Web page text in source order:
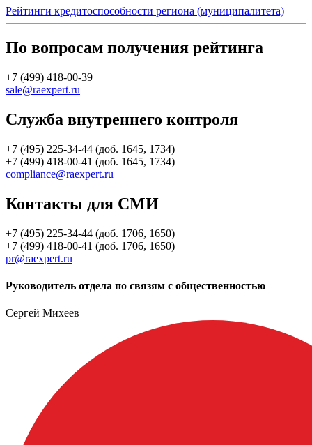
Рейтинги кредитоспособности региона (муниципалитета)
По вопросам получения рейтинга
+7 (499) 418-00-39
sale@raexpert.ru
Служба внутреннего контроля
+7 (495) 225-34-44 (доб. 1645, 1734)
+7 (499) 418-00-41 (доб. 1645, 1734)
compliance@raexpert.ru
Контакты для СМИ
+7 (495) 225-34-44 (доб. 1706, 1650)
+7 (499) 418-00-41 (доб. 1706, 1650)
pr@raexpert.ru
Руководитель отдела по связям с общественностью
Сергей Михеев